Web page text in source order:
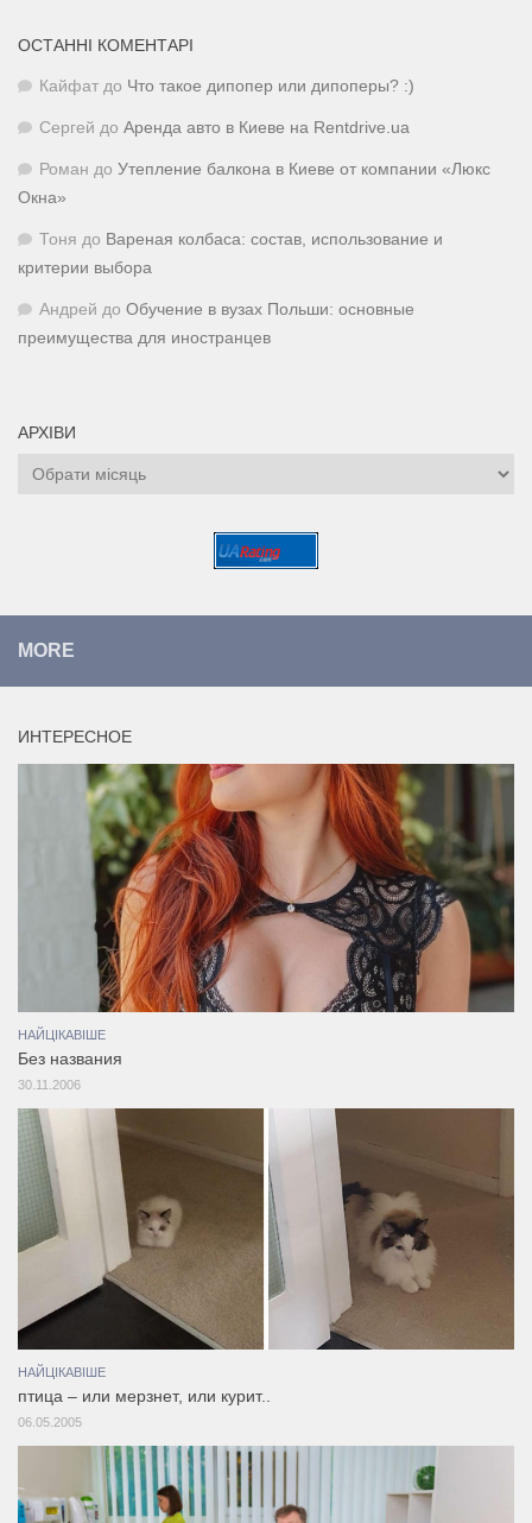
ОСТАННІ КОМЕНТАРІ
Кайфат до Что такое дипопер или дипоперы? :)
Сергей до Аренда авто в Киеве на Rentdrive.ua
Роман до Утепление балкона в Киеве от компании «Люкс
Окна»
Тоня до Вареная колбаса: состав, использование и
критерии выбора
Андрей до Обучение в вузах Польши: основные
преимущества для иностранцев
АРХІВИ
Архіви
MORE
ИНТЕРЕСНОЕ
НАЙЦІКАВІШЕ
Без названия
30.11.2006
НАЙЦІКАВІШЕ
птица – или мерзнет, или курит..
06.05.2005